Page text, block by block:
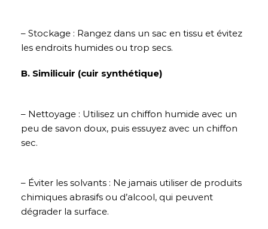
– Stockage : Rangez dans un sac en tissu et évitez
les endroits humides ou trop secs.
B. Similicuir (cuir synthétique)
– Nettoyage : Utilisez un chiffon humide avec un
peu de savon doux, puis essuyez avec un chiffon
sec.
– Éviter les solvants : Ne jamais utiliser de produits
chimiques abrasifs ou d’alcool, qui peuvent
dégrader la surface.